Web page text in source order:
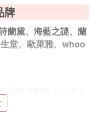
牌
蘭黛、海藍之謎、蘭
堂、歐萊雅、whoo
化妝品和香水公司之
球歲吵贏得廣泛美
稱。